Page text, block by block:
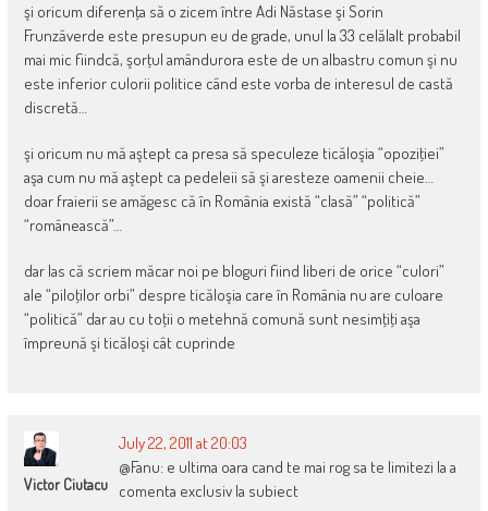
şi oricum diferenţa să o zicem între Adi Năstase şi Sorin
Frunzăverde este presupun eu de grade, unul la 33 celălalt probabil
mai mic fiindcă, şorţul amândurora este de un albastru comun şi nu
este inferior culorii politice când este vorba de interesul de castă
discretă…
şi oricum nu mă aştept ca presa să speculeze ticăloşia “opoziţiei”
aşa cum nu mă aştept ca pedeleii să şi aresteze oamenii cheie…
doar fraierii se amăgesc că în România există “clasă” “politică”
“românească”…
dar las că scriem măcar noi pe bloguri fiind liberi de orice “culori”
ale “piloţilor orbi” despre ticăloşia care în România nu are culoare
“politică” dar au cu toţii o metehnă comună sunt nesimţiţi aşa
împreună şi ticăloşi cât cuprinde
Victor Ciutacu
July 22, 2011 at 20:03
@Fanu: e ultima oara cand te mai rog sa te limitezi la a
comenta exclusiv la subiect